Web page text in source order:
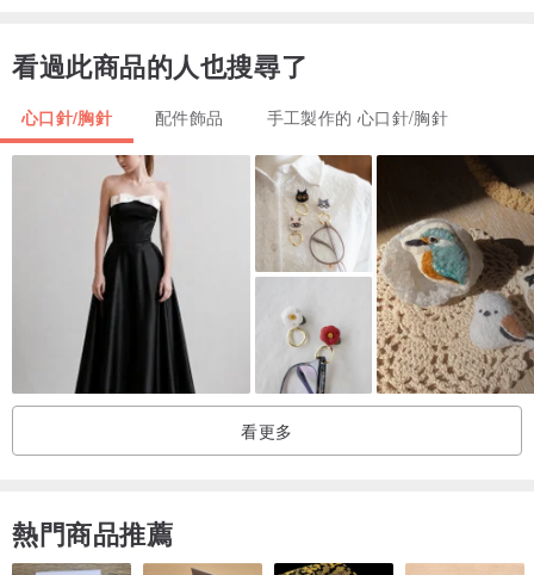
看過此商品的人也搜尋了
心口針/胸針 配件飾品 手工製作的 心口針/胸針
看更多
熱門商品推薦